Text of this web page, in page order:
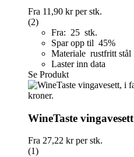
Fra 11,90 krper stk.
(2)
Fra: 25 stk.
Spar opp til 45%
Materiale rustfritt stål
Laster inn data
Se Produkt
WineTaste vingavesett
Fra 27,22 krper stk.
(1)